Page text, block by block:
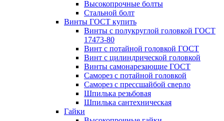
Высокопрочные болты
Стальной болт
Винты ГОСТ купить
Винты с полукруглой головкой ГОСТ
17473-80
Винт с потайной головкой ГОСТ
Винт с цилиндрической головкой
Винты самонарезающие ГОСТ
Саморез с потайной головкой
Саморез с прессшайбой сверло
Шпилька резьбовая
Шпилька сантехническая
Гайки